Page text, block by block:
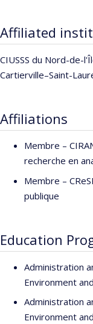
Affiliated
CIUSSS du Nord-de-
Cartierville–Saint-
Affiliations
Membre –
recherche en
Membre –
publique
Education
Administration
Environment
Administration
Environment